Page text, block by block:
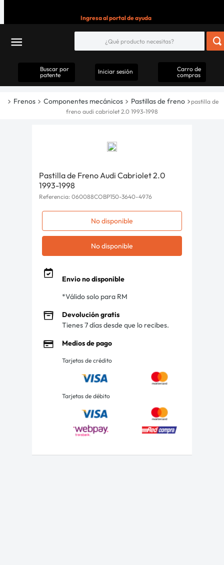
Ingresa al portal de ayuda
Buscar por
patente
Iniciar sesión
Carro de
compras
Frenos Componentes mecánicos Pastillas de freno
pastilla de
freno audi cabriolet 2.0 1993-1998
Pastilla de Freno Audi Cabriolet 2.0
1993-1998
Referencia: 060088COBP150-3640-4976
No disponible
No disponible
Envio no disponible
*Válido solo para RM
Devolución gratis
Tienes 7 días desde que lo recibes.
Medios de pago
Tarjetas de crédito
Tarjetas de débito